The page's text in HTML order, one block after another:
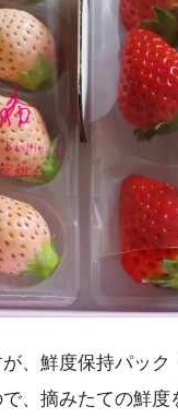
、鮮度保持パッ
、摘みたての鮮